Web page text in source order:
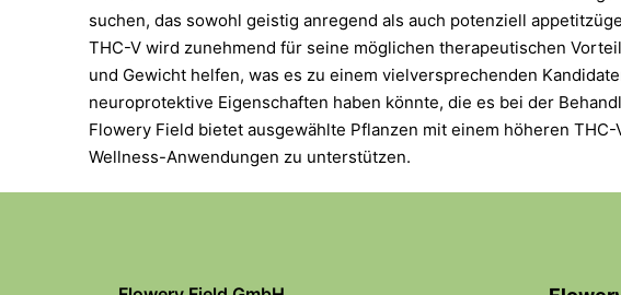
suchen, das sowohl geistig anregend als auch potenziell
THC-V wird zunehmend für seine möglichen therapeutischen
und Gewicht helfen, was es zu einem vielversprechenden
neuroprotektive Eigenschaften haben könnte, die es bei der
Flowery Field bietet ausgewählte Pflanzen mit einem höheren
Wellness-Anwendungen zu unterstützen.